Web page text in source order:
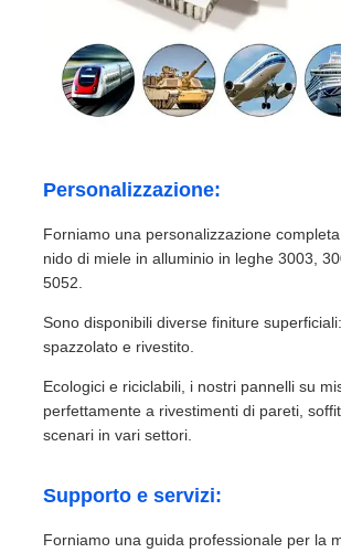
Personalizzazione:
Forniamo una personalizzazione
nido di miele in alluminio in leghe 3003,
5052.
Sono disponibili diverse finiture
spazzolato e rivestito.
Ecologici e riciclabili, i nostri pannelli su
perfettamente a rivestimenti di pareti,
scenari in vari settori.
Supporto e servizi:
Forniamo una guida professionale per la